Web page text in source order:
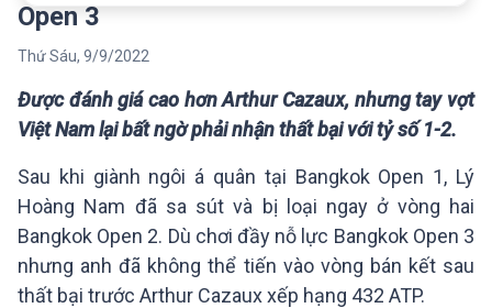
Open 3
Thứ Sáu, 9/9/2022
Được đánh giá cao hơn Arthur Cazaux, nhưng tay vợt
Việt Nam lại bất ngờ phải nhận thất bại với tỷ số 1-2.
Sau khi giành ngôi á quân tại Bangkok Open 1, Lý
Hoàng Nam đã sa sút và bị loại ngay ở vòng hai
Bangkok Open 2. Dù chơi đầy nỗ lực Bangkok Open 3
nhưng anh đã không thể tiến vào vòng bán kết sau
thất bại trước Arthur Cazaux xếp hạng 432 ATP.